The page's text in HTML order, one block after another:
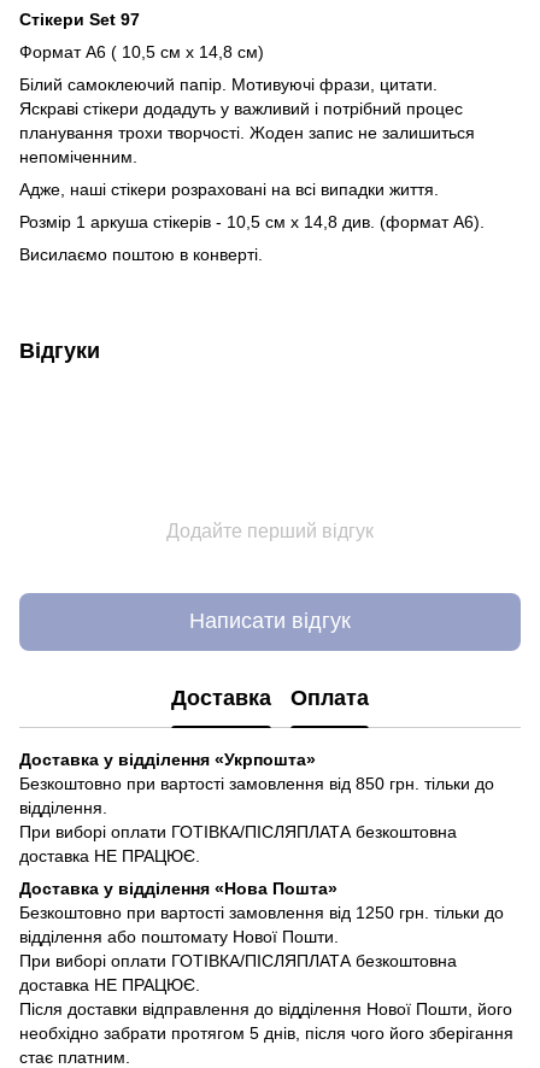
Стікери Set 97
Формат А6 ( 10,5 см х 14,8 см)
Білий самоклеючий папір. Мотивуючі фрази, цитати.
Яскраві стікери додадуть у важливий і потрібний процес
планування трохи творчості. Жоден запис не залишиться
непоміченним.
Адже, наші стікери розраховані на всі випадки життя.
Розмір 1 аркуша стікерів - 10,5 см х 14,8 див. (формат А6).
Висилаємо поштою в конверті.
Відгуки
Додайте перший відгук
Написати відгук
Доставка Оплата
Доставка у відділення «Укрпошта»
Безкоштовно при вартості замовлення від 850 грн. тільки до
відділення.
При виборі оплати ГОТІВКА/ПІСЛЯПЛАТА безкоштовна
доставка НЕ ПРАЦЮЄ.
Доставка у відділення «Нова Пошта»
Безкоштовно при вартості замовлення від 1250 грн. тільки до
відділення або поштомату Нової Пошти.
При виборі оплати ГОТІВКА/ПІСЛЯПЛАТА безкоштовна
доставка НЕ ПРАЦЮЄ.
Після доставки відправлення до відділення Нової Пошти, його
необхідно забрати протягом 5 днів, після чого його зберігання
стає платним.